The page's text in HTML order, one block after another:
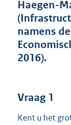
Haegen-
namens
2016).
Vraag 1
Kent u het